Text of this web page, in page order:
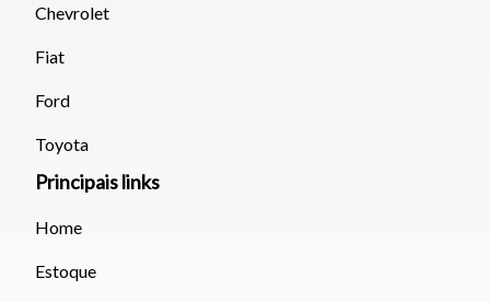
Chevrolet
Fiat
Ford
Toyota
Principais links
Home
Estoque